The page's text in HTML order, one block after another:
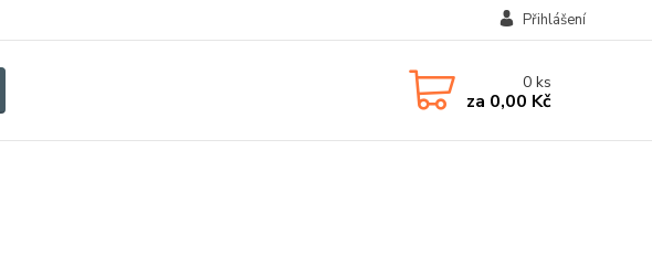
Přihlášení
0ks
za 0,00 Kč